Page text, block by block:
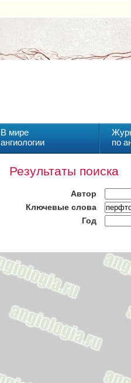
В мире
ангиологии
по
Результаты поиска
Автор
Ключевые слова
Год